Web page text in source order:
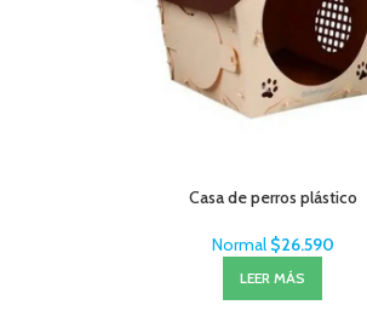
Casa de perros plástico
Normal $26.590
LEER MÁS